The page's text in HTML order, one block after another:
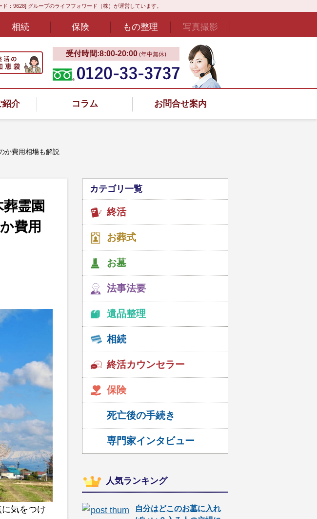
：9628] グループのライフフォワード（株）が運営しています。
相続 保険 もの整理 写真撮影
受付時間:8:00‐20:00 (年中無休)
紹介 コラム お問合せ案内
か費用相場も解説
霊園
費用
気をつけ
カテゴリ一覧
終活
お葬式
お墓
法事法要
遺品整理
相続
終活カウンセラー
保険
死亡後の手続き
専門家インタビュー
人気ランキング
自分はどこのお墓に入れ